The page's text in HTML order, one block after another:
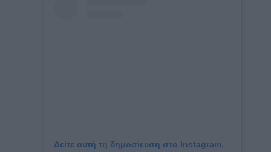
Δείτε αυτή τη δημοσίευση στο Instagram.